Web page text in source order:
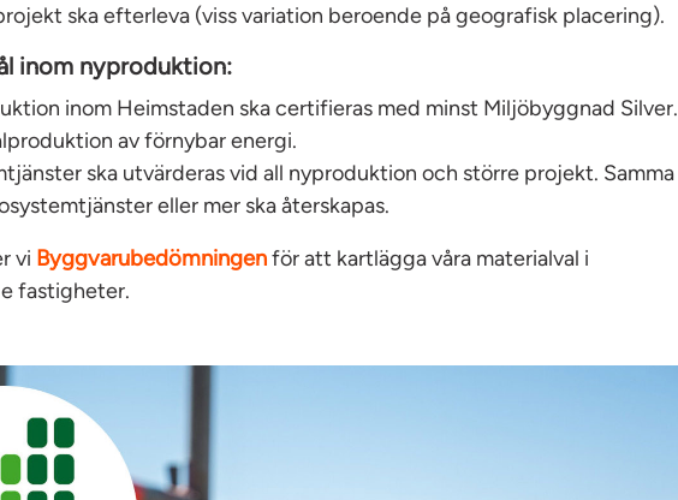
ska efterleva (viss variation beroende på geografisk placering).
inom nyproduktion:
inom Heimstaden ska certifieras med minst Miljöbyggnad Silver.
av förnybar energi.
ska utvärderas vid all nyproduktion och större projekt. Samma
eller mer ska återskapas.
vi Byggvarubedömningenför att kartlägga våra materialval i
fastigheter.